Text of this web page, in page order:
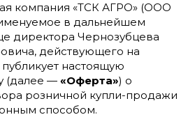
компания «ТСК АГРО» (ООО
в дальнейшем
директора Чернозубцева
действующего на
настоящую
(далее — «Оферта») о
розничной купли-продажи
способом.